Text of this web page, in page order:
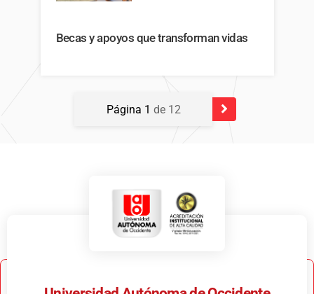
Becas y apoyos que transforman vidas
Página 1 de 12